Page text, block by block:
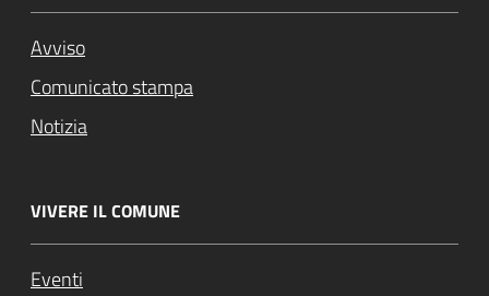
Avviso
Comunicato stampa
Notizia
VIVERE IL COMUNE
Eventi